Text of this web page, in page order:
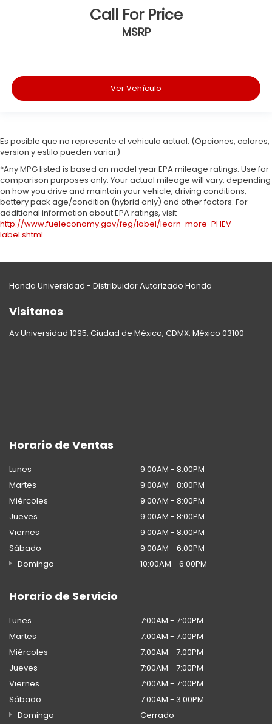
Call For Price
MSRP
Ver Vehículo
Es posible que no represente el vehiculo actual. (Opciones, colores,
version y estilo pueden variar)
*Any MPG listed is based on model year EPA mileage ratings. Use for
comparison purposes only. Your actual mileage will vary, depending
on how you drive and maintain your vehicle, driving conditions,
battery pack age/condition (hybrid only) and other factors. For
additional information about EPA ratings, visit
http://www.fueleconomy.gov/feg/label/learn-more-PHEV-
label.shtml .
Honda Universidad - Distribuidor Autorizado Honda
Visítanos
Av Universidad 1095, Ciudad de México, CDMX, México 03100
Horario de Ventas
Lunes
9:00AM - 8:00PM
Martes
9:00AM - 8:00PM
Miércoles
9:00AM - 8:00PM
Jueves
9:00AM - 8:00PM
Viernes
9:00AM - 8:00PM
Sábado
9:00AM - 6:00PM
Domingo
10:00AM - 6:00PM
Horario de Servicio
Lunes
7:00AM - 7:00PM
Martes
7:00AM - 7:00PM
Miércoles
7:00AM - 7:00PM
Jueves
7:00AM - 7:00PM
Viernes
7:00AM - 7:00PM
Sábado
7:00AM - 3:00PM
Domingo
Cerrado